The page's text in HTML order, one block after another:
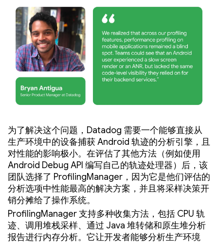
为了解决这个问题，Datadog 需要一个能够直接从
生产环境中的设备捕获 Android 轨迹的分析引擎，且
对性能的影响极小。在评估了其他方法（例如使用
Android Debug API 编写自己的轨迹处理器）后，该
团队选择了 ProfilingManager，因为它是他们评估的
分析选项中性能最高的解决方案，并且将采样决策开
销分摊给了操作系统。
ProfilingManager 支持多种收集方法，包括 CPU 轨
迹、调用堆栈采样、通过 Java 堆转储和原生堆分析
报告进行内存分析。它让开发者能够分析生产环境